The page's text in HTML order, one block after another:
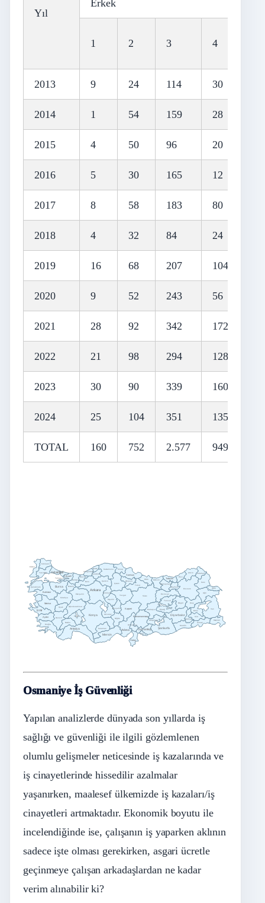
Yıl
Erkek
1 2 3 4
2013 9 24 114 30
2014 1 54 159 28
2015 4 50 96 20
2016 5 30 165 12
2017 8 58 183 80
2018 4 32 84 24
2019 16 68 207 104
2020 9 52 243 56
2021 28 92 342 172
2022 21 98 294 128
2023 30 90 339 160
2024 25 104 351 135
TOTAL 160 752 2.577 949
Adana
Adıyaman
Afyonkarahisar
Aksaray
Amasya
Ankara
Antalya
Ardahan
Artvin
Aydın
Ağrı
Balıkesir
Bartın
Batman
Bayburt
Bilecik
Bingöl
Bitlis
Bolu
Burdur
Bursa
Denizli
Diyarbakır
Düzce
Edirne
Elazığ
Erzincan
Erzurum
Eskişehir
Gaziantep
Giresun
Gümüşhane
Hakkâri
Hatay
Isparta
Istanbul
Iğdır
İzmir
Kahramanmaraş
Karabük
Karaman
Kars
Kastamonu
Kayseri
Kilis
Kocaeli
Konya
Kütahya
Kırklareli
Kırıkkale
Kırşehir
Malatya
Manisa
Mardin
Mersin
Muğla
Muş
Nevşehir
Niğde
Ordu
Osmaniye
Rize
Sakarya
Samsun
Siirt
Sinop
Sivas
Tekirdağ
Tokat
Trabzon
Tunceli
Uşak
Van
Yalova
Yozgat
Zonguldak
Çanakkale
Çankırı
Çorum
Şanlıurfa
Şırnak
Osmaniye İş Güvenliği
Yapılan analizlerde dünyada son yıllarda iş
sağlığı ve güvenliği ile ilgili gözlemlenen
olumlu gelişmeler neticesinde iş kazalarında ve
iş cinayetlerinde hissedilir azalmalar
yaşanırken, maalesef ülkemizde iş kazaları/iş
cinayetleri artmaktadır. Ekonomik boyutu ile
incelendiğinde ise, çalışanın iş yaparken aklının
sadece işte olması gerekirken, asgari ücretle
geçinmeye çalışan arkadaşlardan ne kadar
verim alınabilir ki?